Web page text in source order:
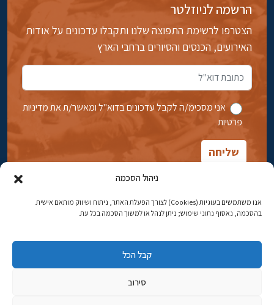
ניהול הסכמה
אנו משתמשים בעוגיות (Cookies) לצורך הפעלת האתר, ניתוח ושיווק מותאם אישית.
בהסכמה, נאסוף נתוני שימוש; ניתן לנהל או למשוך הסכמה בכל עת.
קבל הכל
סירוב
הרשמה לניוזלטר
הצטרפו לרשימת התפוצה שלנו ותקבלו עדכונים על אודות
האירועים, הכנסים והסיורים ברחבי הארץ
אני מסכימ/ה לקבל עדכונים בדוא''ל ומאשר/ת את מדיניות
פרטיות
אבן גבירול 14, רחביה, ירושלים
טלפון:02-5398869
כתובת דוא"ל:najww2@ybz.org.il